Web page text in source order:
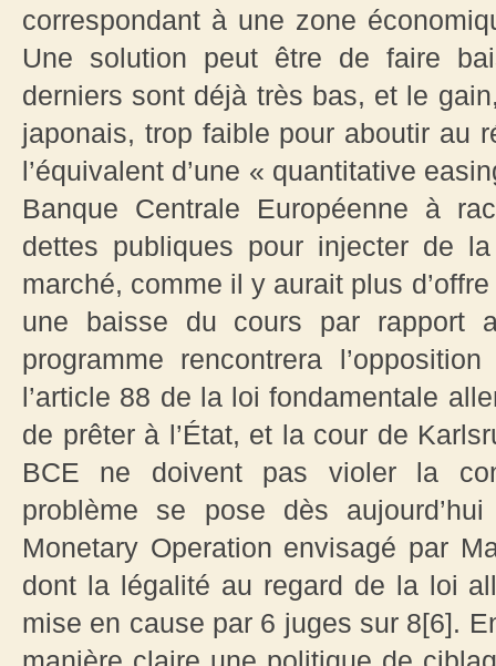
correspondant à une zone
Une solution peut être de faire
derniers sont déjà très bas, et le
japonais, trop faible pour aboutir au
l’équivalent d’une « quantitative
Banque Centrale Européenne à
dettes publiques pour injecter de
marché, comme il y aurait plus
une baisse du cours par rapport
programme rencontrera
l’article 88 de la loi fondamentale
de prêter à l’État, et la cour de
BCE ne doivent pas violer la
problème se pose dès
Monetary Operation envisagé par
dont la légalité au regard de la loi
mise en cause par 6 juges sur 8[6].